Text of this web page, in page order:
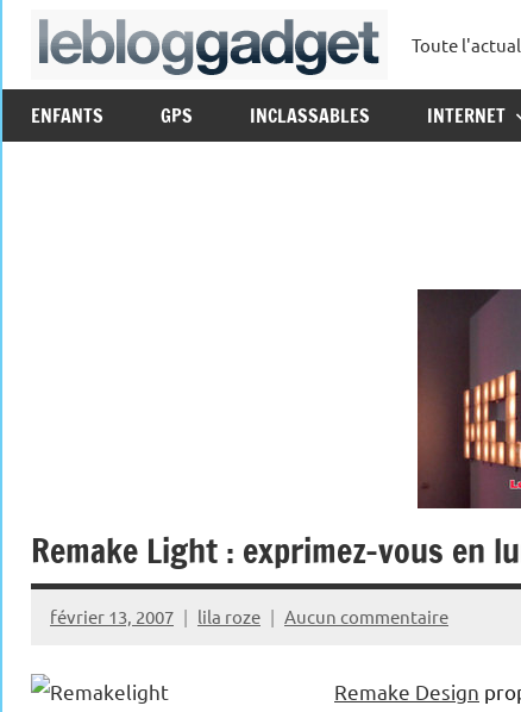
Aller
Toute
ENFANTS GPS INCLASSABLES INTERNET
Remake Light : exprimez-vous en
février 13, 2007 lila roze Aucun commentaire
Remake Design